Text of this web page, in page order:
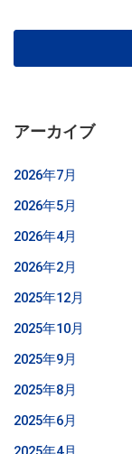
アーカイブ
2026年7月
2026年5月
2026年4月
2026年2月
2025年12月
2025年10月
2025年9月
2025年8月
2025年6月